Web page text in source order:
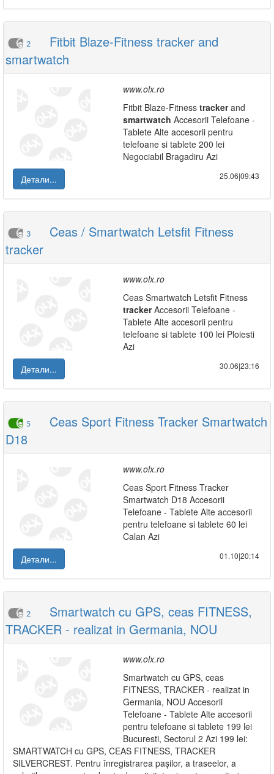
2
Fitbit Blaze-Fitness tracker and
smartwatch
www.olx.ro
Fitbit Blaze-Fitness trackerand
smartwatch Accesorii Telefoane -
Tablete Alte accesorii pentru
telefoane si tablete 200 lei
Negociabil Bragadiru Azi
Детали...
25.06|09:43
3
Ceas / Smartwatch Letsfit Fitness
tracker
www.olx.ro
Ceas Smartwatch Letsfit Fitness
trackerAccesorii Telefoane -
Tablete Alte accesorii pentru
telefoane si tablete 100 lei Ploiesti
Azi
Детали...
30.06|23:16
5
Ceas Sport Fitness Tracker Smartwatch
D18
www.olx.ro
Ceas Sport Fitness Tracker
Smartwatch D18 Accesorii
Telefoane - Tablete Alte accesorii
pentru telefoane si tablete 60 lei
Calan Azi
Детали...
01.10|20:14
2
Smartwatch cu GPS, ceas FITNESS,
TRACKER - realizat in Germania, NOU
www.olx.ro
Smartwatch cu GPS, ceas
FITNESS, TRACKER - realizat in
Germania, NOU Accesorii
Telefoane - Tablete Alte accesorii
pentru telefoane si tablete 199 lei
Bucuresti, Sectorul 2 Azi 199 lei:
SMARTWATCH cu GPS, CEAS FITNESS, TRACKER
SILVERCREST. Pentru înregistrarea pașilor, a traseelor, a